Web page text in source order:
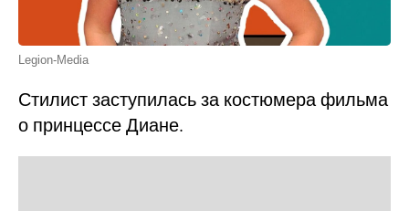
Legion-Media
Стилист заступилась за костюмера фильма
о принцессе Диане.